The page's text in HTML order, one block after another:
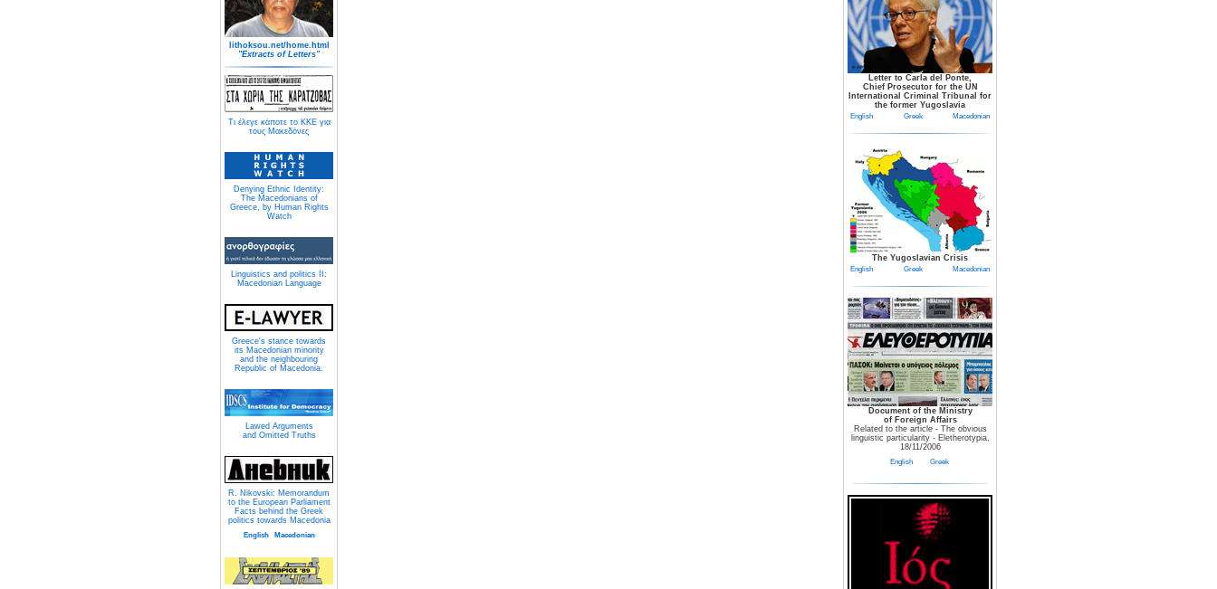
lithoksou.net/home.html
"Extracts of Letters"
Τι έλεγε κάποτε το ΚΚΕ για
τους Μακεδόνες
Denying Ethnic Identity:
The Macedonians of
Greece, by Human Rights
Watch
Linguistics and politics II:
Macedonian Language
Greece's stance towards
its Macedonian minority
and the neighbouring
Republic of Macedonia.
Lawed Arguments
and Omitted Truths
R. Nikovski: Memorandum
to the European Parliament
Facts behind the Greek
politics towards Macedonia
English Macedonian
Letter to Carla del Ponte,
Chief Prosecutor for the UN
International Criminal Tribunal for
the former Yugoslavia
English Greek Macedonian
The Yugoslavian Crisis
English Greek Macedonian
Document of the Ministry
of Foreign Affairs
Related to the article - The obvious
linguistic particularity - Eletherotypia,
18/11/2006
English Greek